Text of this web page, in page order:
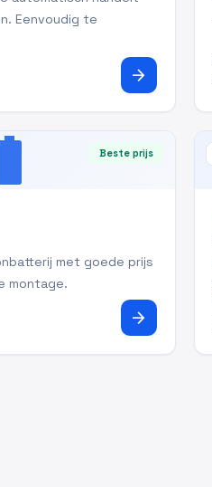
Eenvoudig te
arrow_forward
Beste prijs
met goede prijs
montage.
arrow_forward